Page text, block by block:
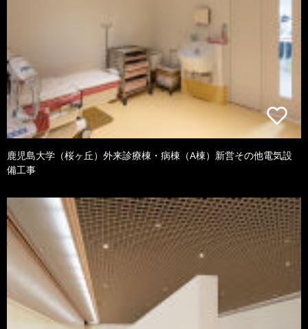
鹿児島大学（桜ヶ丘）外来診療棟・病棟（A棟）新営その他電気設
備工事